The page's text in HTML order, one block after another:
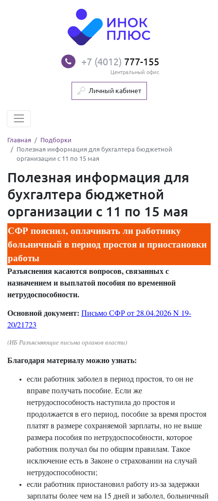
+7 (4012) 777-155
Центральный офис
Личный кабинет
Главная
Подборки
Полезная информация для бухгалтера бюджетной
организации с 11 по 15 мая
Полезная информация для
бухгалтера бюджетной
организации с 11 по 15 мая
СФР пояснил, оплачивать ли работнику
больничный в период простоя и приостановки
работы
Разъяснения касаются вопросов, связанных с
назначением и выплатой пособия по временной
нетрудоспособности.
Основной документ: Письмо СФР от 28.04.2026 N 19-
20/21723
(ИБ Разъясняющие письма органов власти)
Благодаря материалу можно узнать:
если работник заболел в период простоя, то он не
вправе получать пособие. Если же
нетрудоспособность наступила до простоя и
продолжается в его период, пособие за время простоя
платят в размере сохраняемой зарплаты, но не выше
размера пособия по нетрудоспособности, которое
работник получал бы по общим правилам. Такое
исключение есть в Законе о страховании на случай
нетрудоспособности;
если работник приостановил работу из-за задержки
зарплаты более чем на 15 дней и заболел, больничный